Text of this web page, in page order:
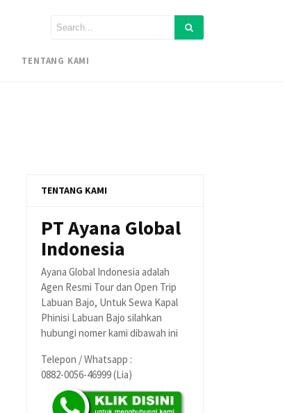
TENTANG KAMI
TENTANG KAMI
PT Ayana Global
Indonesia
Ayana Global Indonesia adalah
Agen Resmi Tour dan Open Trip
Labuan Bajo, Untuk Sewa Kapal
Phinisi Labuan Bajo silahkan
hubungi nomer kami dibawah ini
Telepon / Whatsapp :
0882-0056-46999 (Lia)